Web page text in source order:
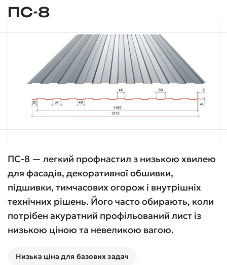
ПС-8
ПС-8 — легкий профнастил з низькою хвилею
для фасадів, декоративної обшивки,
підшивки, тимчасових огорож і внутрішніх
технічних рішень. Його часто обирають, коли
потрібен акуратний профільований лист із
низькою ціною та невеликою вагою.
Низька ціна для базових задач